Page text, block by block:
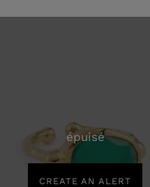
épuisé
CREATE AN ALERT